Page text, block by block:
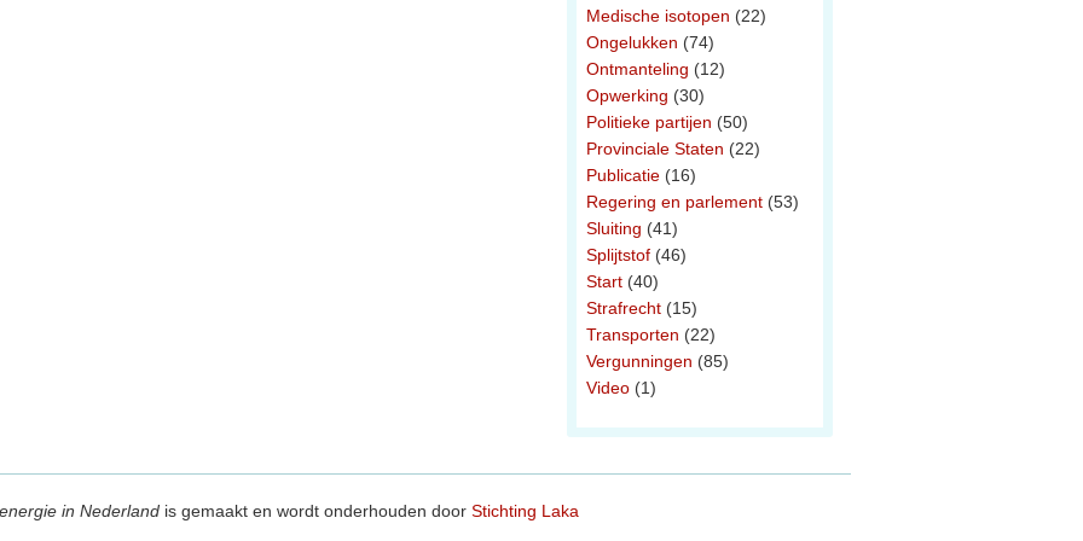
Medische isotopen (22)
Ongelukken (74)
Ontmanteling (12)
Opwerking (30)
Politieke partijen (50)
Provinciale Staten (22)
Publicatie (16)
Regering en parlement (53)
Sluiting (41)
Splijtstof (46)
Start (40)
Strafrecht (15)
Transporten (22)
Vergunningen (85)
Video (1)
in Nederland is gemaakt en wordt onderhouden door Stichting Laka